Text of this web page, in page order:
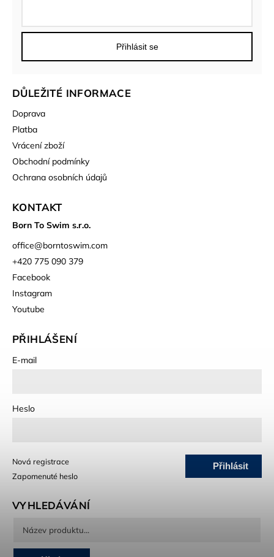
DŮLEŽITÉ INFORMACE
Doprava
Platba
Vrácení zboží
Obchodní podmínky
Ochrana osobních údajů
KONTAKT
Born To Swim s.r.o.
office@borntoswim.com
+420 775 090 379
Facebook
Instagram
Youtube
PŘIHLÁŠENÍ
E-mail
Heslo
Přihlásit
Nová registrace
Zapomenuté heslo
VYHLEDÁVÁNÍ
Přihlásit se